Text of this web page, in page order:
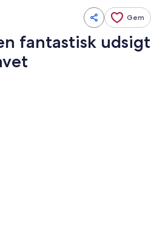
Gem
fantastisk udsigt